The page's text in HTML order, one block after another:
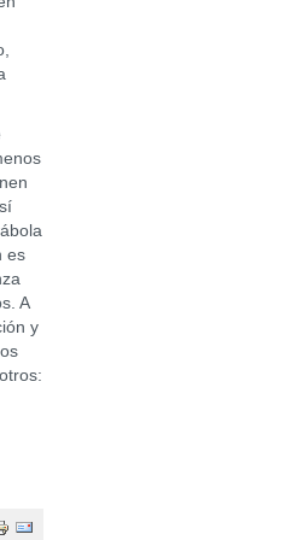
es
A
y